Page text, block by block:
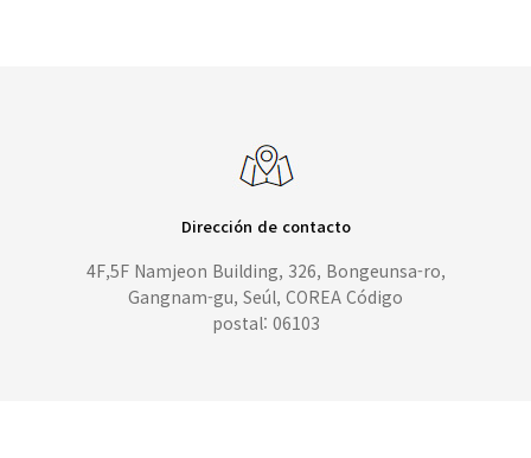
Dirección de contacto
4F,5F Namjeon Building, 326, Bongeunsa-ro,
Gangnam-gu, Seúl, COREA Código
postal: 06103